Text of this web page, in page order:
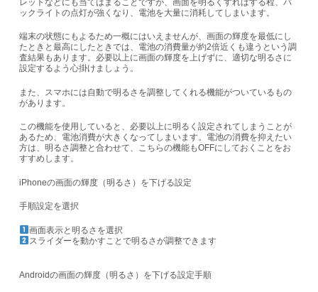
レットなどにも当てはまることですが、画面を明るくすればする程、バ
ックライトの点灯が強くなり、電池を大量に消耗してしまいます。
端末の状態にもよるため一概にはいえませんが、画面の輝度を最低にし
たときと最高にしたときでは、電池の消費量が約2倍近くも違うという調
査結果もあります。必要以上に画面の輝度を上げずに、適切な明るさに
設定するよう心掛けましょう。
また、スマホには自動で明るさを調整してくれる機能がついているもの
があります。
この機能を使用していると、必要以上に明るく設定されてしまうことが
あるため、電池消費が大きくなってしまいます。電池の消費を抑えたい
方は、明るさ調整と合わせて、こちらの機能もOFFにしておくことをお
すすめします。
iPhoneの画面の輝度（明るさ）を下げる設定
手順設定を選択
画面表示と明るさを選択
スライダーを動かすことで明るさが調整できます
Androidの画面の輝度（明るさ）を下げる設定手順